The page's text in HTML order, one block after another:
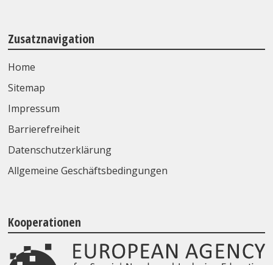
Zusatznavigation
Home
Sitemap
Impressum
Barrierefreiheit
Datenschutzerklärung
Allgemeine Geschäftsbedingungen
Kooperationen